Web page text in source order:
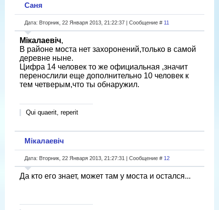
Саня
Дата: Вторник, 22 Января 2013, 21:22:37 | Сообщение # 11
Мікалаевіч,
В районе моста нет захоронений,только в самой
деревне ныне.
Цифра 14 человек то же официальная ,значит
перенослили еще дополнительно 10 человек к
тем четверым,что ты обнаружил.
Qui quaerit, reperit
Мікалаевіч
Дата: Вторник, 22 Января 2013, 21:27:31 | Сообщение # 12
Да кто его знает, может там у моста и остался...